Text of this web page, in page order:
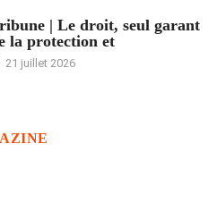
| Le droit, seul garant
la protection et
21 juillet 2026